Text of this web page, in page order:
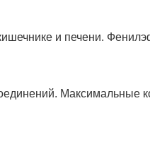
и печени.
Максимальные